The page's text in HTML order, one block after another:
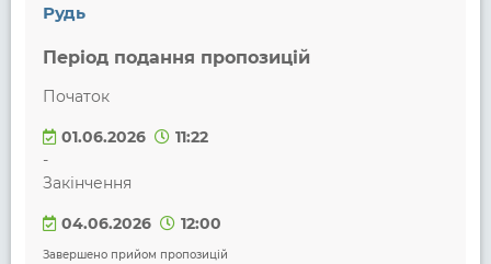
Рудь
Період подання пропозицій
Початок
01.06.2026
11:22
-
Закінчення
04.06.2026 12:00
Завершено прийом пропозицій